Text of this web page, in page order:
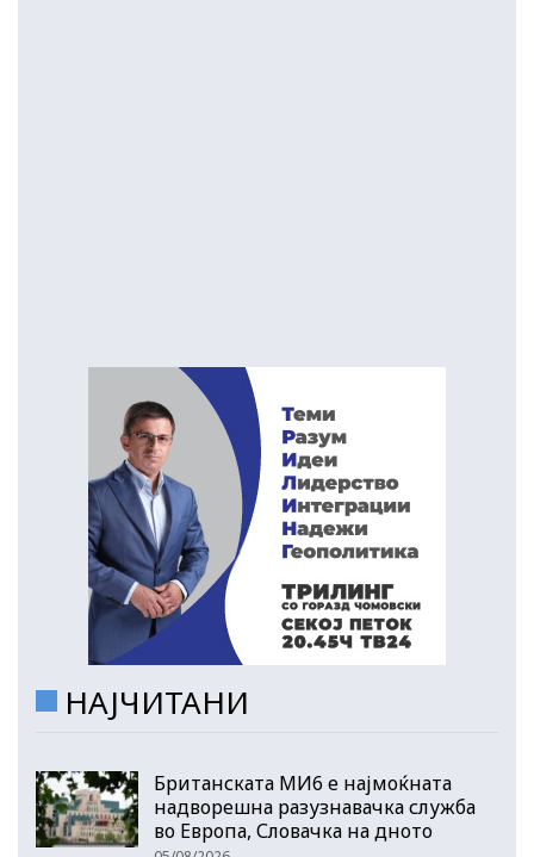
НАЈЧИТАНИ
Британската МИ6 е најмоќната
надворешна разузнавачка служба
во Европа, Словачка на дното